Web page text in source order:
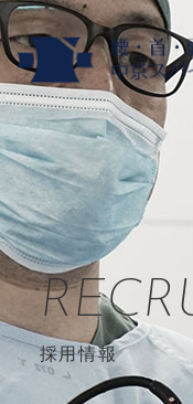
採用情報